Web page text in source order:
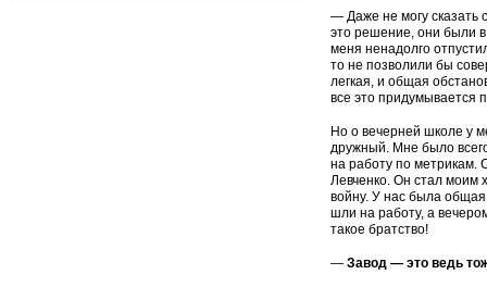
— Даже не могу сказать
это решение, они были в
меня ненадолго
то не позволили бы
легкая, и об­щая
все это придумывается
Но о вечерней школе у
дружный. Мне было
на работу по метрикам.
Левченко. Он стал моим
войну. У нас была общая
шли на работу, а
такое братство!
—Завод — это ведь